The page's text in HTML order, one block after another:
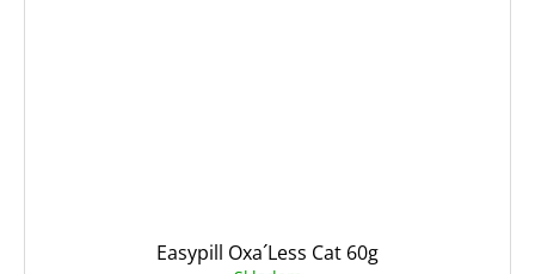
Easypill Oxa´Less Cat 60g